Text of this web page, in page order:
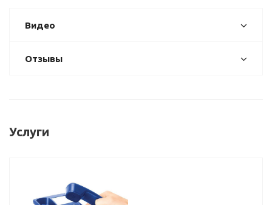
Видео
Отзывы
Услуги